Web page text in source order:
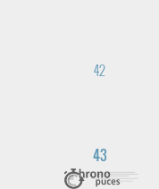
42
43